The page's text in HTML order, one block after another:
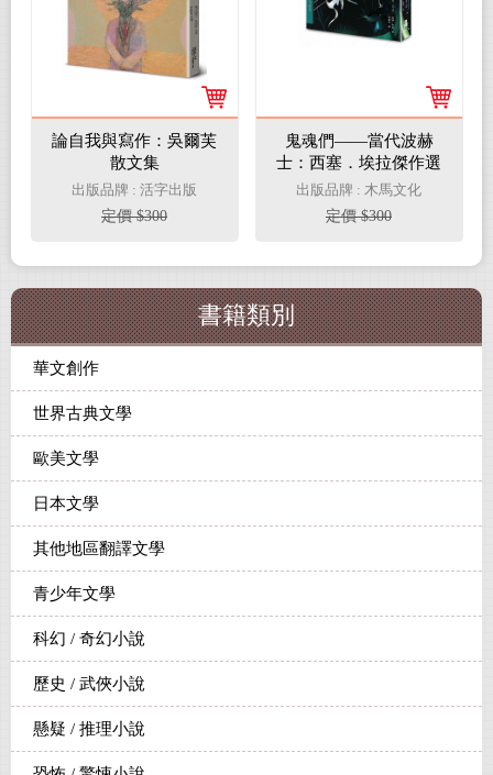
論自我與寫作：吳爾芙
散文集
出版品牌 : 活字出版
定價 $300
鬼魂們——當代波赫
士：西塞．埃拉傑作選
出版品牌 : 木馬文化
定價 $300
書籍類別
華文創作
世界古典文學
歐美文學
日本文學
其他地區翻譯文學
青少年文學
科幻 / 奇幻小說
歷史 / 武俠小說
懸疑 / 推理小說